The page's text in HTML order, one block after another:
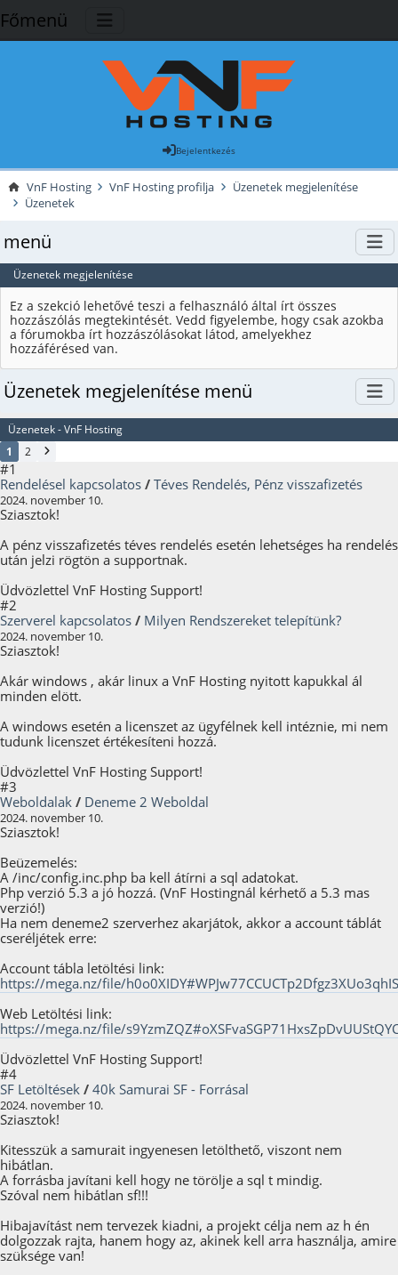
Főmenü
Bejelentkezés
VnF Hosting VnF Hosting profilja
Üzenetek megjelenítése
Üzenetek
menü
Üzenetek megjelenítése
Ez a szekció lehetővé teszi a felhasználó által írt összes
hozzászólás megtekintését. Vedd figyelembe, hogy csak azokba
a fórumokba írt hozzászólásokat látod, amelyekhez
hozzáférésed van.
Üzenetek megjelenítése menü
Üzenetek - VnF Hosting
1
2
#1
Rendelésel kapcsolatos / Téves Rendelés, Pénz visszafizetés
2024. november 10.
Sziasztok!
A pénz visszafizetés téves rendelés esetén lehetséges ha rendelés
után jelzi rögtön a supportnak.
Üdvözlettel VnF Hosting Support!
#2
Szerverel kapcsolatos / Milyen Rendszereket telepítünk?
2024. november 10.
Sziasztok!
Akár windows , akár linux a VnF Hosting nyitott kapukkal ál
minden elött.
A windows esetén a licenszet az ügyfélnek kell intéznie, mi nem
tudunk licenszet értékesíteni hozzá.
Üdvözlettel VnF Hosting Support!
#3
Weboldalak / Deneme 2 Weboldal
2024. november 10.
Sziasztok!
Beüzemelés:
A /inc/config.inc.php ba kell átírni a sql adatokat.
Php verzió 5.3 a jó hozzá. (VnF Hostingnál kérhető a 5.3 mas
verzió!)
Ha nem deneme2 szerverhez akarjátok, akkor a account táblát
cseréljétek erre:
Account tábla letöltési link:
https://mega.nz/file/
Web Letöltési link:
https://mega.nz/file/
Üdvözlettel VnF Hosting Support!
#4
SF Letöltések / 40k Samurai SF - Forrásal
2024. november 10.
Sziasztok!
Kitesszük a samurait ingyenesen letölthető, viszont nem
hibátlan.
A forrásba javítani kell hogy ne törölje a sql t mindig.
Szóval nem hibátlan sf!!!
Hibajavítást nem tervezek kiadni, a projekt célja nem az h én
dolgozzak rajta, hanem hogy az, akinek kell arra használja, amire
szüksége van!